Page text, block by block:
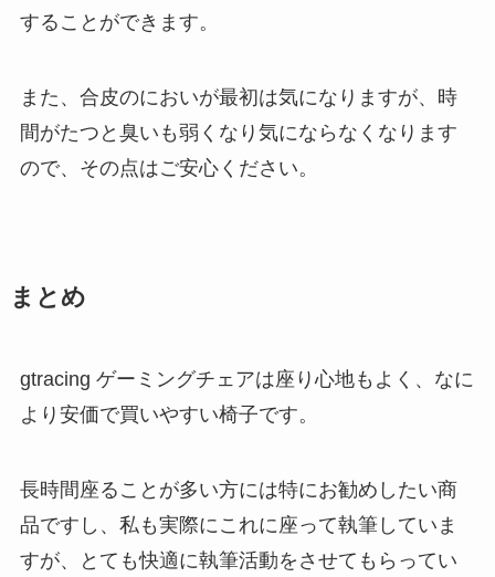
することができます。
また、合皮のにおいが最初は気になりますが、時
間がたつと臭いも弱くなり気にならなくなります
ので、その点はご安心ください。
まとめ
gtracing ゲーミングチェアは座り心地もよく、なに
より安価で買いやすい椅子です。
長時間座ることが多い方には特にお勧めしたい商
品ですし、私も実際にこれに座って執筆していま
すが、とても快適に執筆活動をさせてもらってい